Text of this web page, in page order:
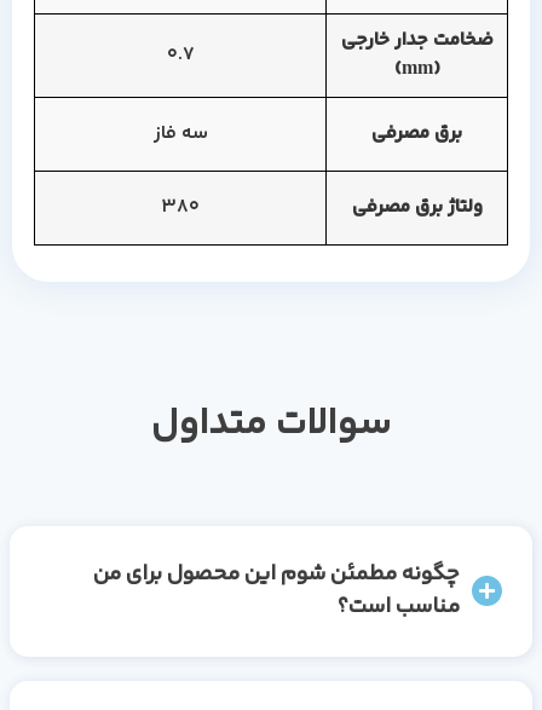
ضخامت جدار خارجی
(mm)
0.7
برق مصرفی سه فاز
ولتاژ برق مصرفی 380
سوالات متداول
چگونه مطمئن شوم این محصول برای من
مناسب است؟